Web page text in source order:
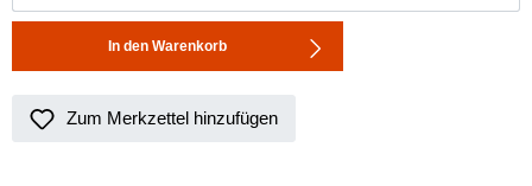
In den Warenkorb
Zum Merkzettel hinzufügen